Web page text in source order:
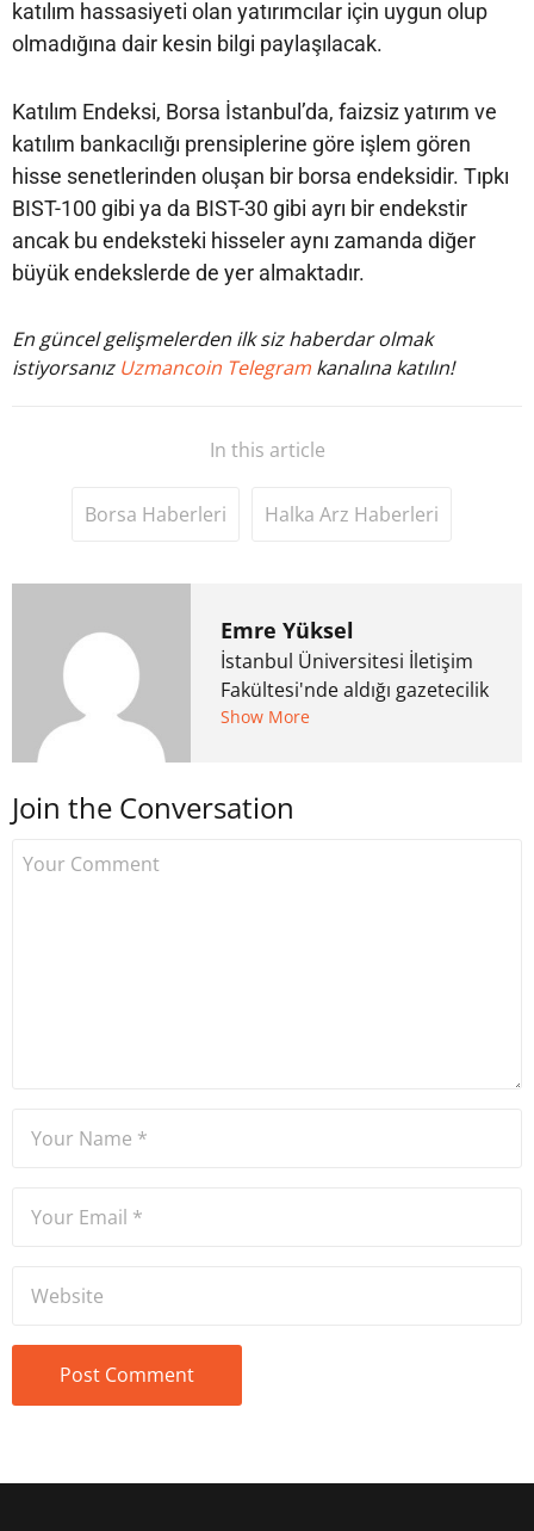
katılım hassasiyeti olan yatırımcılar için uygun olup
olmadığına dair kesin bilgi paylaşılacak.
Katılım Endeksi, Borsa İstanbul’da, faizsiz yatırım ve
katılım bankacılığı prensiplerine göre işlem gören
hisse senetlerinden oluşan bir borsa endeksidir. Tıpkı
BIST-100 gibi ya da BIST-30 gibi ayrı bir endekstir
ancak bu endeksteki hisseler aynı zamanda diğer
büyük endekslerde de yer almaktadır.
En güncel gelişmelerden ilk siz haberdar olmak
istiyorsanız Uzmancoin Telegram kanalına katılın!
In this article
Borsa Haberleri Halka Arz Haberleri
Emre Yüksel
İstanbul Üniversitesi İletişim
Fakültesi'nde aldığı gazetecilik
eğitiminden sonra çeşitli
piyasalar ve kripto paraları
Show More
Join the Conversation